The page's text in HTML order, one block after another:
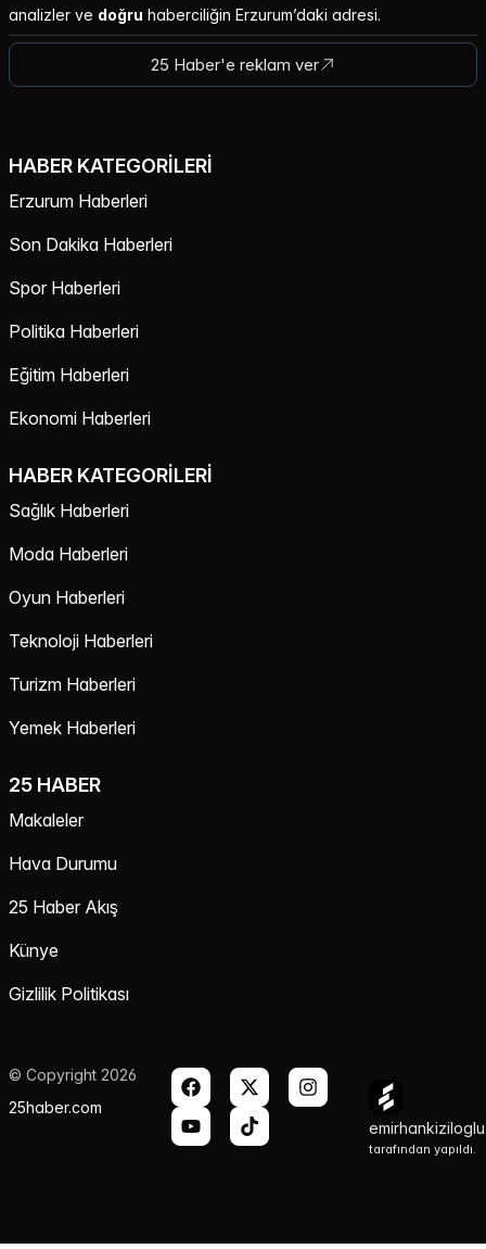
analizler ve doğru haberciliğin Erzurum’daki adresi.
25 Haber'e reklam ver
HABER KATEGORILERI
Erzurum Haberleri
Son Dakika Haberleri
Spor Haberleri
Politika Haberleri
Eğitim Haberleri
Ekonomi Haberleri
HABER KATEGORILERI
Sağlık Haberleri
Moda Haberleri
Oyun Haberleri
Teknoloji Haberleri
Turizm Haberleri
Yemek Haberleri
25 HABER
Makaleler
Hava Durumu
25 Haber Akış
Künye
Gizlilik Politikası
© Copyright 2026
25haber.com
tarafından yapıldı.